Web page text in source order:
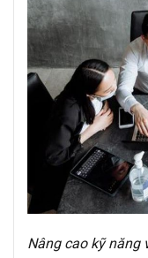
Nâng cao kỹ năng